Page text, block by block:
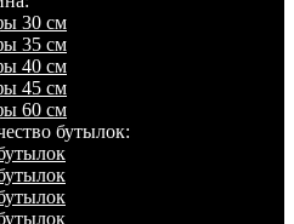
30 см
35 см
40 см
45 см
60 см
бутылок: